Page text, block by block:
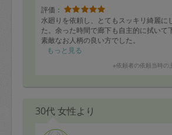
評価：
水廻りを依頼し、とてもスッキリ綺麗に
た。余った時間で廊下も自主的に拭いて
素敵なお人柄の良い方でした。
もっと見る
※依頼者の依頼当時の
30代 女性より